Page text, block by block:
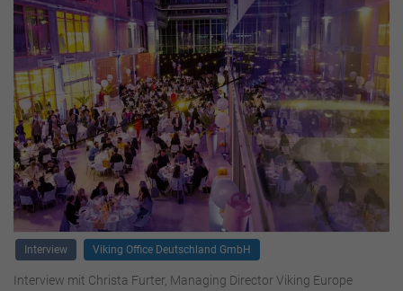
Interview Viking Office Deutschland GmbH
Interview mit Christa Furter, Managing Director Viking Europe